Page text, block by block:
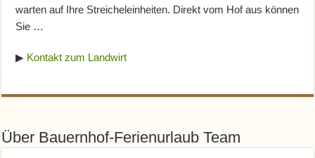
warten auf Ihre Streicheleinheiten. Direkt vom Hof aus können
Sie …
▶ Kontakt zum Landwirt
Über Bauernhof-Ferienurlaub Team